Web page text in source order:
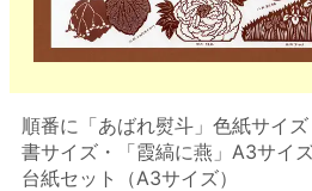
順番に「あばれ熨斗」色紙サイ
書サイズ・「霞縞に燕」A3サイ
台紙セット（A3サイズ）